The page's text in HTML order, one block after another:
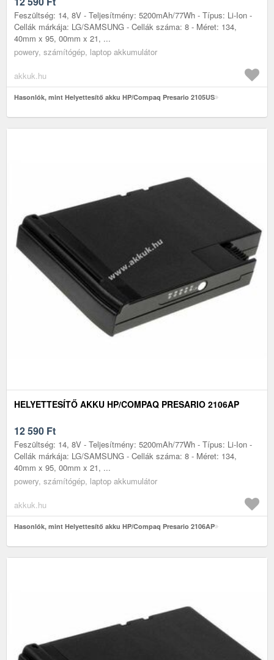
Feszültség: 14, 8V - Teljesítmény: 5200mAh/77Wh - Típus: Li-Ion -
Cellák márkája: LG/SAMSUNG - Cellák száma: 8 - Méret: 134,
40mm x 95, 00mm x 21, ...
powery, számítógép, laptop akkumulátor
akkuk.hu
Hasonlók, mint Helyettesítő akku HP/Compaq Presario 2105US
HELYETTESÍTŐ AKKU HP/COMPAQ PRESARIO 2106AP
12 590 Ft
Feszültség: 14, 8V - Teljesítmény: 5200mAh/77Wh - Típus: Li-Ion -
Cellák márkája: LG/SAMSUNG - Cellák száma: 8 - Méret: 134,
40mm x 95, 00mm x 21, ...
powery, számítógép, laptop akkumulátor
akkuk.hu
Hasonlók, mint Helyettesítő akku HP/Compaq Presario 2106AP